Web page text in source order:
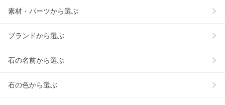
素材・パーツから選ぶ
ブランドから選ぶ
石の名前から選ぶ
石の色から選ぶ